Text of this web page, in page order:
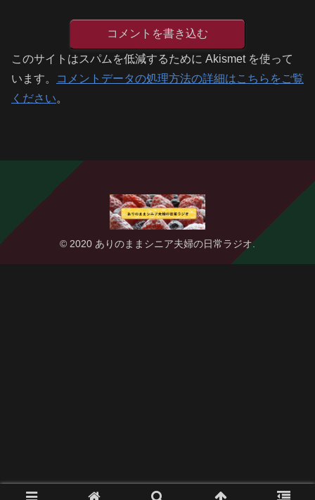
コメントを書き込む
このサイトはスパムを低減するために Akismet を使って
います。
コメントデータの処理方法の詳細はこちらをご覧
ください。
© 2020 ありのままシニア夫婦の日常ラジオ.